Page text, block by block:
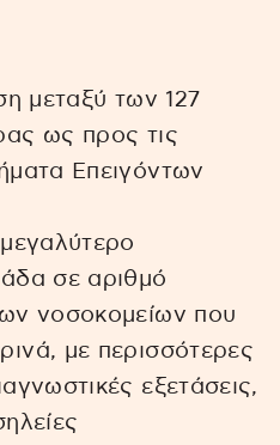
μεταξύ των 127
ως προς τις
Επειγόντων
σε αριθμό
νοσοκομείων που
με περισσότερες
εξετάσεις,